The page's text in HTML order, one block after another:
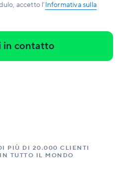
accetto l'Informativa sulla
contatto
PIÙ DI 20.000 CLIENTI
TUTTO IL MONDO